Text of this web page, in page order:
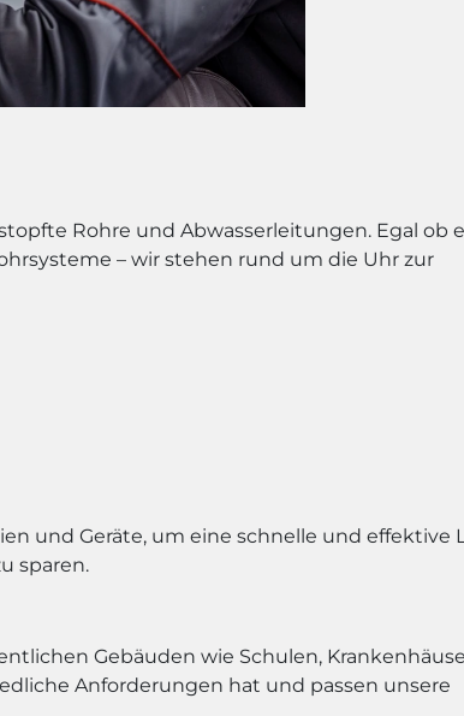
Rohre und Abwasserleitungen. Egal ob
– wir stehen rund um die Uhr zur
und Geräte, um eine schnelle und effektive
sparen.
Gebäuden wie Schulen,
Anforderungen hat und passen unsere